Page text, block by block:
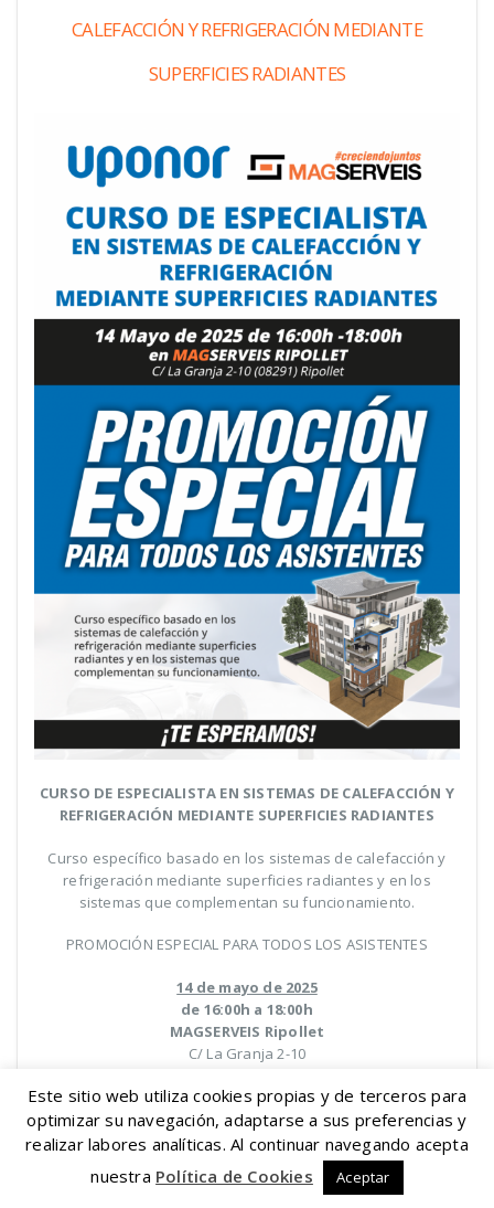
CALEFACCIÓN Y REFRIGERACIÓN MEDIANTE
SUPERFICIES RADIANTES
CURSO DE ESPECIALISTA EN SISTEMAS DE CALEFACCIÓN Y
REFRIGERACIÓN MEDIANTE SUPERFICIES RADIANTES
Curso específico basado en los sistemas de calefacción y
refrigeración mediante superficies radiantes y en los
sistemas que complementan su funcionamiento.
PROMOCIÓN ESPECIAL PARA TODOS LOS ASISTENTES
14 de mayo de 2025
de 16:00h a 18:00h
MAGSERVEIS Ripollet
C/ La Granja 2-10
¡TE ESPERAMOS!
Este sitio web utiliza cookies propias y de terceros para
optimizar su navegación, adaptarse a sus preferencias y
realizar labores analíticas. Al continuar navegando acepta
nuestra Política de Cookies Aceptar